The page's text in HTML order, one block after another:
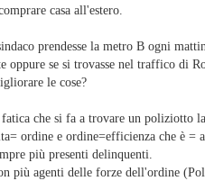
casa all'estero.
prendesse la metro B ogni
oppure se si trovasse nel traffico di
le cose?
che si fa a trovare un poliziotto
ordine e ordine=efficienza che è =
più presenti delinquenti.
più agenti delle forze dell'ordine